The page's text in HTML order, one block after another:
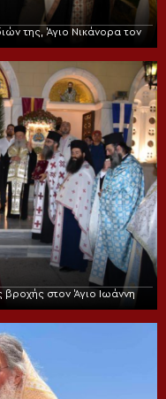
της, Άγιο Νικάνορα τον
στον Άγιο Ιωάννη